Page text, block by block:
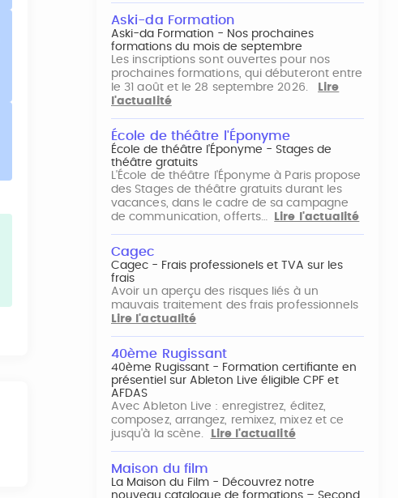
Aski-da Formation
Aski-da Formation - Nos prochaines
formations du mois de septembre
Les inscriptions sont ouvertes pour nos
prochaines formations, qui débuteront entre
le 31 août et le 28 septembre 2026.
Lire
l'actualité
École de théâtre l'Éponyme
École de théâtre l'Éponyme - Stages de
théâtre gratuits
L'École de théâtre l'Éponyme à Paris propose
des Stages de théâtre gratuits durant les
vacances, dans le cadre de sa campagne
de communication, offerts…
Lire l'actualité
Cagec
Cagec - Frais professionels et TVA sur les
frais
Avoir un aperçu des risques liés à un
mauvais traitement des frais professionnels
Lire l'actualité
40ème Rugissant
40ème Rugissant - Formation certifiante en
présentiel sur Ableton Live éligible CPF et
AFDAS
Avec Ableton Live : enregistrez, éditez,
composez, arrangez, remixez, mixez et ce
jusqu'à la scène.
Lire l'actualité
Maison du film
La Maison du Film - Découvrez notre
nouveau catalogue de formations – Second